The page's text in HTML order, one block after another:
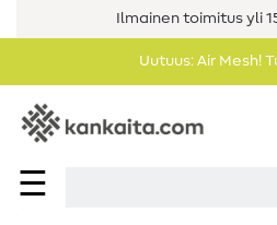
Ilmainen toimitus yli
Uutuus: Air Mesh!
☰